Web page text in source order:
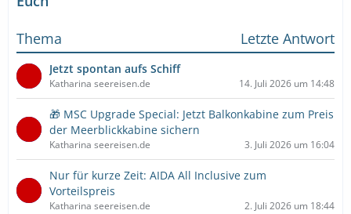
Thema
Letzte Antwort
Jetzt spontan aufs Schiff
Katharina seereisen.de 14. Juli 2026 um 14:48
🎁 MSC Upgrade Special: Jetzt Balkonkabine zum Preis
der Meerblickkabine sichern
Katharina seereisen.de 3. Juli 2026 um 16:04
Nur für kurze Zeit: AIDA All Inclusive zum
Vorteilspreis
Katharina seereisen.de 2. Juli 2026 um 18:44